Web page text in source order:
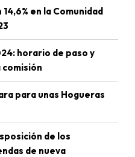
en la Comunidad
horario de paso y
para unas Hogueras
de los
de nueva